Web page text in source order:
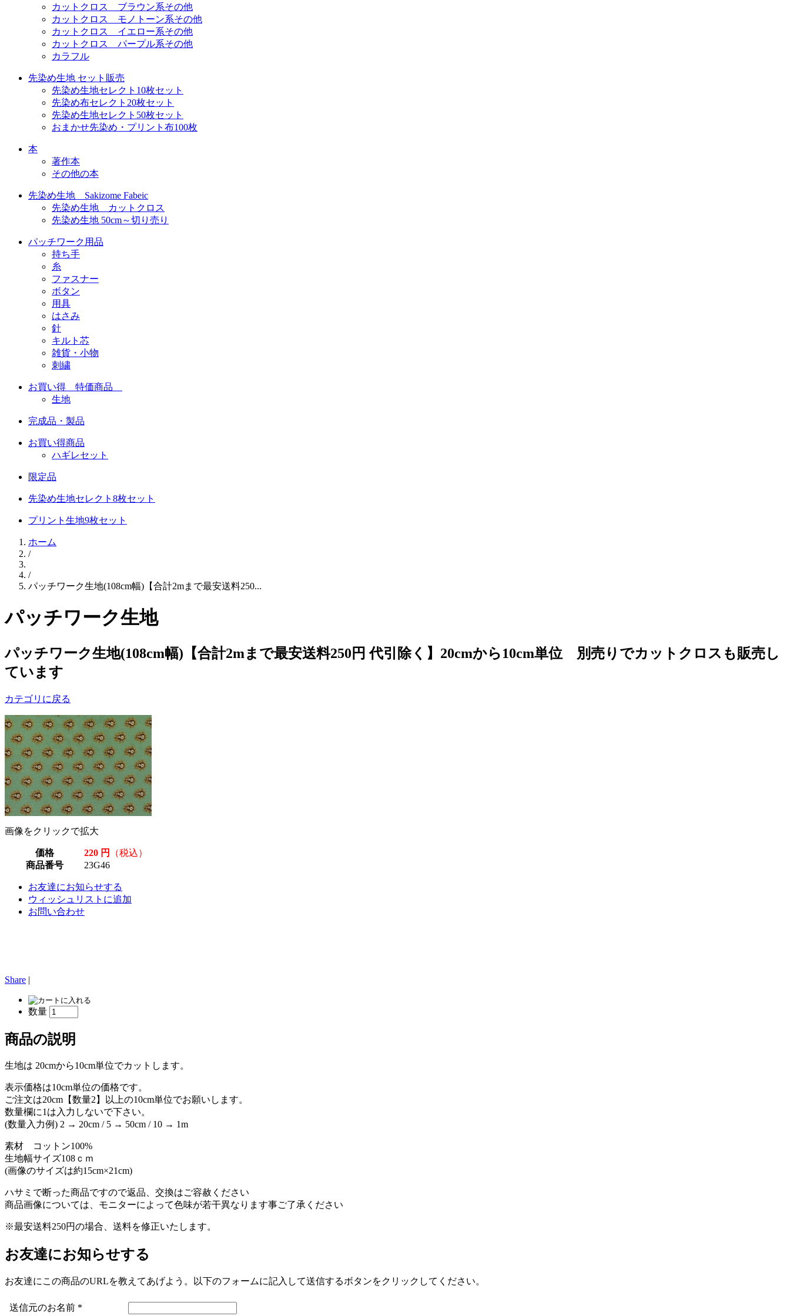
カットクロス ブラウン系その他
カットクロス モノトーン系その他
カットクロス イエロー系その他
カットクロス パープル系その他
カラフル
先染め生地 セット販売
先染め生地セレクト10枚セット
先染め布セレクト20枚セット
先染め生地セレクト50枚セット
おまかせ先染め・プリント布100枚
本
著作本
その他の本
先染め生地 Sakizome Fabeic
先染め生地 カットクロス
先染め生地 50cm～切り売り
パッチワーク用品
持ち手
糸
ファスナー
ボタン
用具
はさみ
針
キルト芯
雑貨・小物
刺繍
お買い得 特価商品
生地
完成品・製品
お買い得商品
ハギレセット
限定品
先染め生地セレクト8枚セット
プリント生地9枚セット
ホーム
/
/
パッチワーク生地(108cm幅)【合計2mまで最安送料250...
パッチワーク生地
パッチワーク生地(108cm幅)【合計2mまで最安送料250円 代引除く】20cmから10cm単位 別売りでカットクロスも販売し
ています
カテゴリに戻る
画像をクリックで拡大
価格 220 円
（税込）
商品番号
23G46
お友達にお知らせする
ウィッシュリストに追加
お問い合わせ
Share |
数量
商品の説明
生地は 20cmから10cm単位でカットします。
表示価格は10cm単位の価格です。
ご注文は20cm【数量2】以上の10cm単位でお願いします。
数量欄に1は入力しないで下さい。
(数量入力例) 2 → 20cm / 5 → 50cm / 10 → 1m
素材 コットン100%
生地幅サイズ108ｃｍ
(画像のサイズは約15cm×21cm)
ハサミで断った商品ですので返品、交換はご容赦ください
商品画像については、モニターによって色味が若干異なります事ご了承ください
※最安送料250円の場合、送料を修正いたします。
お友達にお知らせする
お友達にこの商品のURLを教えてあげよう。以下のフォームに記入して送信するボタンをクリックしてください。
送信元のお名前 *